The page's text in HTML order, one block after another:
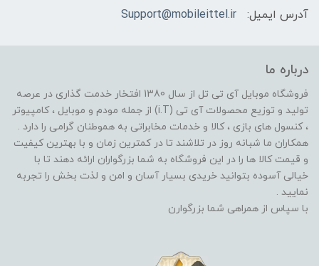
آدرس ایمیل:
Support@mobileittel.ir
درباره ما
فروشگاه موبایل آی تی تل از سال 1380 افتخار خدمت گذاری در عرصه
تولید و توزیع محصولات آی تی (i.T) از جمله مودم و موبایل ، کامپیوتر
، کنسول های بازی ، کالا و خدمات مخابراتی به هموطنان گرامی را دارد .
همکاران ما شبانه روز در تلاشند تا در کمترین زمان و با بهترین کیفیت
و قیمت کالا ها را در این فروشگاه به شما بزرگواران ارائه دهند تا با
خیالی آسوده بتوانید خریدی بسیار آسان و امن و لذت بخش را تجربه
نمایید .
با سپاس از همراهی شما بزرگوارن